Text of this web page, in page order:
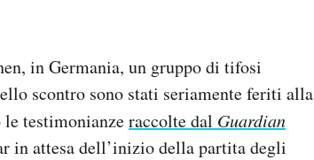
in Germania, un gruppo di tifosi
scontro sono stati seriamente feriti alla
testimonianzeraccolte dal Guardian
in attesa dell’inizio della partita degli